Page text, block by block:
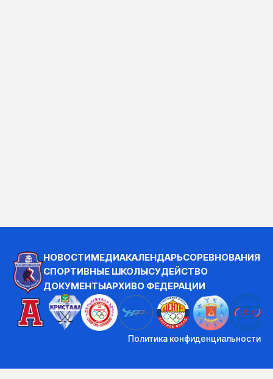
НОВОСТИМЕДИАКАЛЕНДАРЬСОРЕВНОВАНИЯ
СПОРТИВНЫЕ ШКОЛЫСУДЕЙСТВО
ДОКУМЕНТЫАРХИВО ФЕДЕРАЦИИ
Политика конфиденциальности